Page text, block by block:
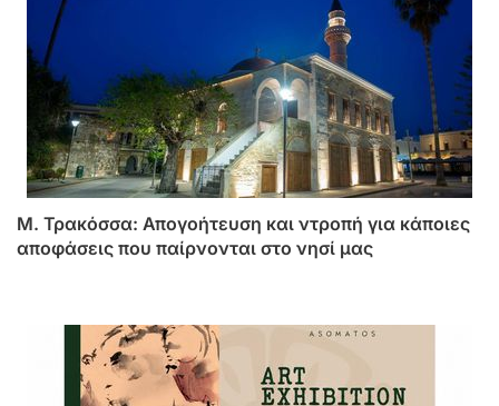
Μ. Τρακόσσα: Απογοήτευση και ντροπή για κάποιες
αποφάσεις που παίρνονται στο νησί μας